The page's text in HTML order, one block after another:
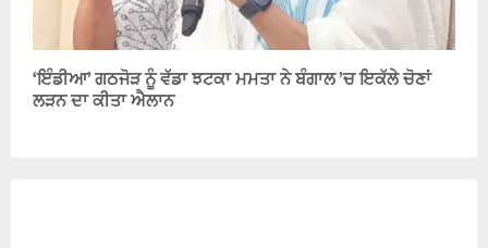
‘ਇੰਡੀਆ’ ਗਠਜੋੜ ਨੂੰ ਵੱਡਾ ਝਟਕਾ ਮਮਤਾ ਨੇ ਬੰਗਾਲ ’ਚ ਇਕੱਲੇ ਚੋਣਾਂ
ਲੜਨ ਦਾ ਕੀਤਾ ਐਲਾਨ